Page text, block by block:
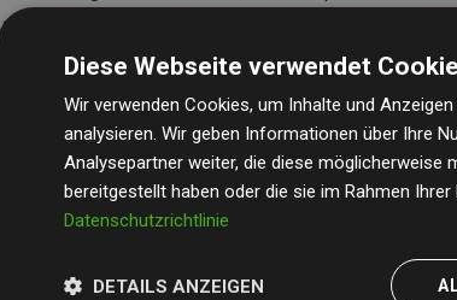
sicherzustellen.
Ihre Prüfungen belegen, dass unsere Investitionen in
Durchschnitt200 % der geschätzten CO₂-
Websites kompensieren – ein klarer Nachweis für
unseres Ansatzes.
Diese Webseite verwendet
Wir verwenden Cookies, um Inhalte und
analysieren. Wir geben Informationen über Ihre
Analysepartner weiter, die diese möglicherweise
bereitgestellt haben oder die sie im Rahmen
Datenschutzrichtlinie
DETAILS ANZEIGEN